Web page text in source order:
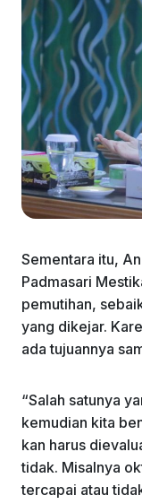
Sementara itu,
Padmasari
pemutihan,
yang dikejar.
ada tujuannya
“Salah satunya
kemudian kita
kan harus
tidak. Misalnya
tercapai atau